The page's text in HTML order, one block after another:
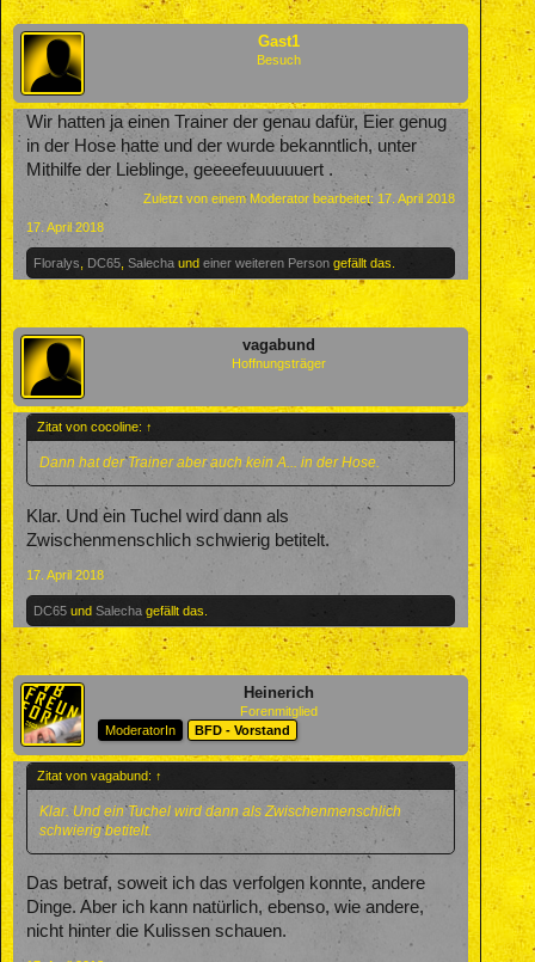
Gast1
Besuch
Wir hatten ja einen Trainer der genau dafür, Eier genug
in der Hose hatte und der wurde bekanntlich, unter
Mithilfe der Lieblinge, geeeefeuuuuuert .
Zuletzt von einem Moderator bearbeitet: 17. April 2018
17. April 2018
Floralys DC65 Salecha und einer weiteren Person gefällt das.
vagabund
Hoffnungsträger
Zitat von cocoline: ↑
Dann hat der Trainer aber auch kein A... in der Hose.
Klar. Und ein Tuchel wird dann als
Zwischenmenschlich schwierig betitelt.
17. April 2018
DC65 und Salecha gefällt das.
Heinerich
Forenmitglied
ModeratorIn
BFD - Vorstand
Zitat von vagabund: ↑
Klar. Und ein Tuchel wird dann als Zwischenmenschlich
schwierig betitelt.
Das betraf, soweit ich das verfolgen konnte, andere
Dinge. Aber ich kann natürlich, ebenso, wie andere,
nicht hinter die Kulissen schauen.